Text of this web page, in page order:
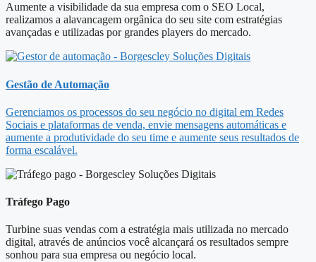
Aumente a visibilidade da sua empresa com o SEO Local,
realizamos a alavancagem orgânica do seu site com estratégias
avançadas e utilizadas por grandes players do mercado.
Gestão de Automação
Gerenciamos os processos do seu negócio no digital em Redes
Sociais e plataformas de venda, envie mensagens automáticas e
aumente a produtividade do seu time e aumente seus resultados de
forma escalável.
Tráfego Pago
Turbine suas vendas com a estratégia mais utilizada no mercado
digital, através de anúncios você alcançará os resultados sempre
sonhou para sua empresa ou negócio local.